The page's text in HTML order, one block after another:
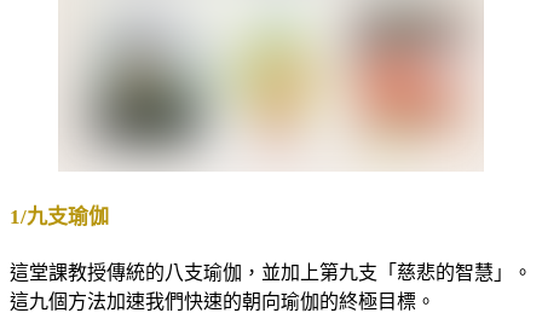
1/九支瑜伽
這堂課教授傳統的八支瑜伽，並加上第九支「慈悲的智慧」。
這九個方法加速我們快速的朝向瑜伽的終極目標。